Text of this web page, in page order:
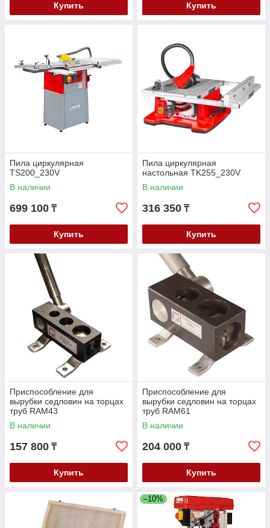
Купить Купить
Пила циркулярная
TS200_230V
В наличии
699 100 ₸
Купить
Пила циркулярная
настольная TK255_230V
В наличии
316 350 ₸
Купить
Приспособление для
вырубки седловин на торцах
труб RAM43
В наличии
157 800 ₸
Купить
Приспособление для
вырубки седловин на торцах
труб RAM61
В наличии
204 000 ₸
Купить
–10%